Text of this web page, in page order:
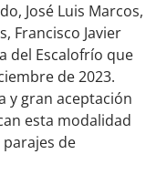
José Luis Marcos,
Francisco Javier
del Escalofrío que
de 2023.
y gran aceptación
esta modalidad
de